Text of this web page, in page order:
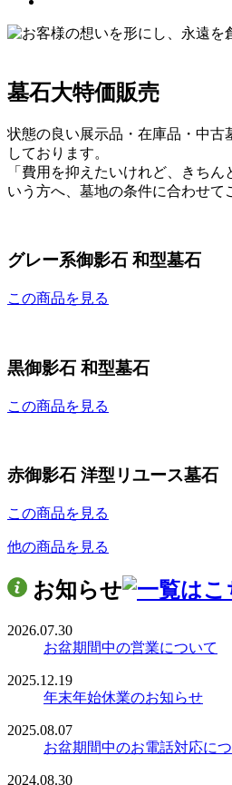
墓石大特価販売
状態の良い展示品・在庫品・中古
しております。
「費用を抑えたいけれど、きち
いう方へ、墓地の条件に合わせて
グレー系御影石 和型墓石
この商品を見る
黒御影石 和型墓石
この商品を見る
赤御影石 洋型リユース墓石
この商品を見る
他の商品を見る
お知らせ
2026.07.30
お盆期間中の営業について
2025.12.19
年末年始休業のお知らせ
2025.08.07
お盆期間中のお電話対応に
2024.08.30